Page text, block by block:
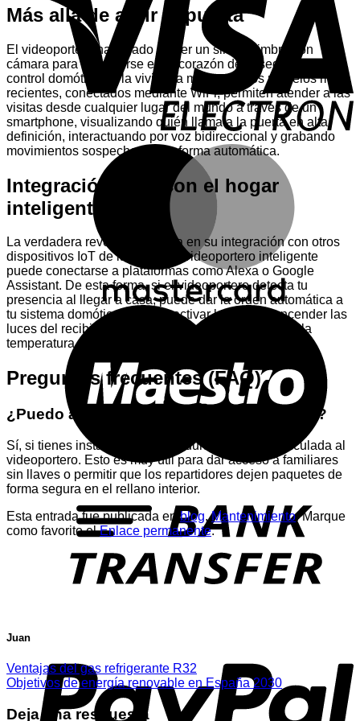
Más allá de abrir la puerta
El videoportero ha dejado de ser un simple timbre con
cámara para convertirse en el corazón de la seguridad y el
control domótico de la vivienda moderna. Los modelos más
recientes, conectados mediante WiFi, permiten atender a las
visitas desde cualquier lugar del mundo a través de un
smartphone, visualizando quién llama a la puerta en alta
definición, interactuando por voz bidireccional y grabando
movimientos sospechosos de forma automática.
Integración total con el hogar
inteligente
La verdadera revolución radica en su integración con otros
dispositivos IoT de la casa. Un videoportero inteligente
puede conectarse a plataformas como Alexa o Google
Assistant. De esta forma, si el videoportero detecta tu
presencia al llegar a casa, puede dar la orden automática a
tu sistema domótico para desactivar la alarma, encender las
luces del recibidor y activar el aire acondicionado a la
temperatura de confort preestablecida.
Preguntas frecuentes (FAQ)
¿Puedo abrir la puerta si no estoy en casa?
Sí, si tienes instalada una cerradura inteligente vinculada al
videoportero. Esto es muy útil para dar acceso a familiares
sin llaves o permitir que los repartidores dejen paquetes de
forma segura en el rellano interior.
Esta entrada fue publicada en blog,Mantenimiento. Marque
como favorito elEnlace permanente.
Juan
Ventajas del gas refrigerante R32
Objetivos de energía renovable en España 2030
Deja una respuesta